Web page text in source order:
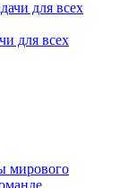
для всех